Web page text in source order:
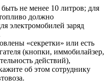
не менее 10 литров; для
должно
электромобилей заряд
«секретки» или есть
(кнопки, иммобилайзер,
действий),
об этом сотруднику